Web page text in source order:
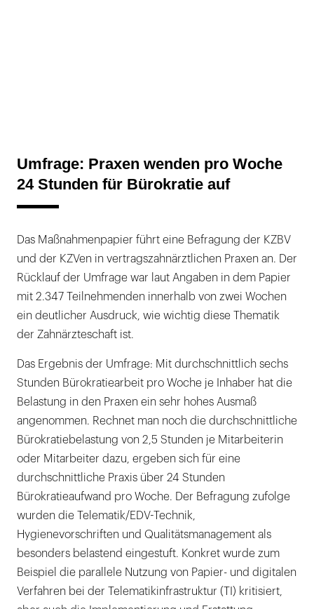
Umfrage: Praxen wenden pro Woche
24 Stunden für Bürokratie auf
Das Maßnahmenpapier führt eine Befragung der KZBV
und der KZVen in vertragszahnärztlichen Praxen an. Der
Rücklauf der Umfrage war laut Angaben in dem Papier
mit 2.347 Teilnehmenden innerhalb von zwei Wochen
ein deutlicher Ausdruck, wie wichtig diese Thematik
der Zahnärzteschaft ist.
Das Ergebnis der Umfrage: Mit durchschnittlich sechs
Stunden Bürokratiearbeit pro Woche je Inhaber hat die
Belastung in den Praxen ein sehr hohes Ausmaß
angenommen. Rechnet man noch die durchschnittliche
Bürokratiebelastung von 2,5 Stunden je Mitarbeiterin
oder Mitarbeiter dazu, ergeben sich für eine
durchschnittliche Praxis über 24 Stunden
Bürokratieaufwand pro Woche. Der Befragung zufolge
wurden die Telematik/EDV-Technik,
Hygienevorschriften und Qualitätsmanagement als
besonders belastend eingestuft. Konkret wurde zum
Beispiel die parallele Nutzung von Papier- und digitalen
Verfahren bei der Telematikinfrastruktur (TI) kritisiert,